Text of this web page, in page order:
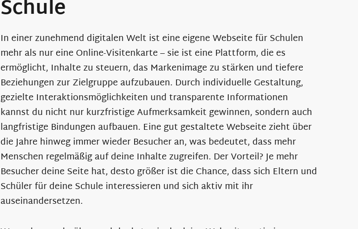
Schule
In einer zunehmend digitalen Welt ist eine eigene Webseite für Schulen
mehr als nur eine Online-Visitenkarte – sie ist eine Plattform, die es
ermöglicht, Inhalte zu steuern, das Markenimage zu stärken und tiefere
Beziehungen zur Zielgruppe aufzubauen. Durch individuelle Gestaltung,
gezielte Interaktionsmöglichkeiten und transparente Informationen
kannst du nicht nur kurzfristige Aufmerksamkeit gewinnen, sondern auch
langfristige Bindungen aufbauen. Eine gut gestaltete Webseite zieht über
die Jahre hinweg immer wieder Besucher an, was bedeutet, dass mehr
Menschen regelmäßig auf deine Inhalte zugreifen. Der Vorteil? Je mehr
Besucher deine Seite hat, desto größer ist die Chance, dass sich Eltern und
Schüler für deine Schule interessieren und sich aktiv mit ihr
auseinandersetzen.